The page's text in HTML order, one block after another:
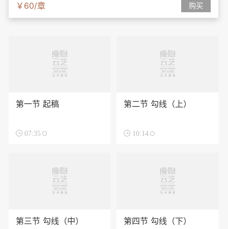
￥60/章 购买
第一节 起稿
 07:35
第二节 勾线（上）
 10:14
第三节 勾线（中） 第四节 勾线（下）